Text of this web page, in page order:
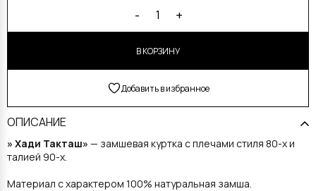
- 1 +
В КОРЗИНУ
Добавить в избранное
ОПИСАНИЕ
» Хади Такташ» — замшевая куртка с плечами стиля 80-х и
талией 90-х.
Материал с характером 100% натуральная замша.